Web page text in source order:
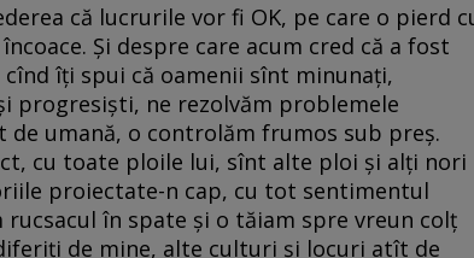
că lucrurile vor fi OK, pe care o pierd
Și despre care acum cred că a fost
îți spui că oamenii sînt minunați,
progresiști, ne rezolvăm problemele
umană, o controlăm frumos sub preș.
cu toate ploile lui, sînt alte ploi și alți nori
proiectate-n cap, cu tot sentimentul
în spate și o tăiam spre vreun colț
de mine, alte culturi și locuri atît de